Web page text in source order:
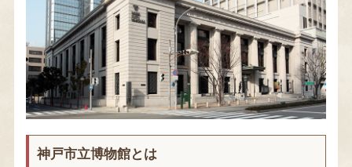
利用案内
当館について
神戸市立博物館とは